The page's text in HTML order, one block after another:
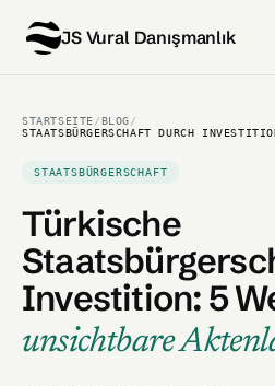
JS Vural Danışmanlık
STARTSEITE /BLOG /
STAATSBÜRGERSCHAFT DURCH
STAATSBÜRGERSCHAFT
Türkische
Investition: 5
unsichtbare